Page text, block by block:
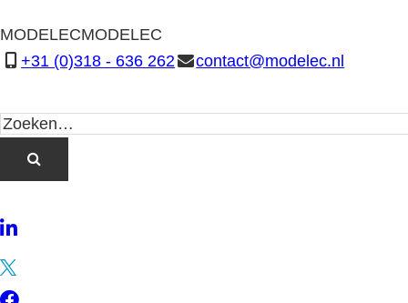
MODELECMODELEC
+31 (0)318 - 636 262
contact@modelec.nl
LinkedIn